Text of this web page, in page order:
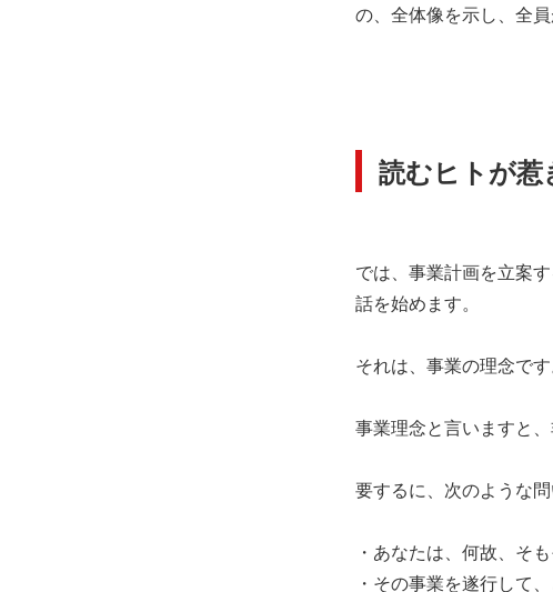
の、全体像を示し、全
読むヒトが惹
では、事業計画を立案
話を始めます。
それは、事業の理念です
事業理念と言いますと
要するに、次のような問
・あなたは、何故、そ
・その事業を遂行して